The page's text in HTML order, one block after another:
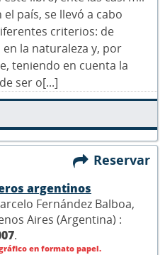
país, se llevó a cabo
criterios: de
la naturaleza y, por
teniendo en cuenta la
ser o[...]
Reservar
argentinos
Fernández Balboa,
Aires (Argentina) :
.
en formato papel.